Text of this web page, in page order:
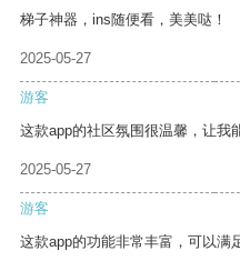
梯子神器，ins随便看，美美哒！
2025-05-27
游客
这款app的社区氛围很温馨，让我
2025-05-27
游客
这款app的功能非常丰富，可以满